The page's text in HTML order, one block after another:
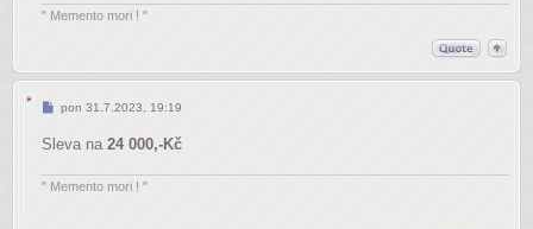
" Memento mori ! "
Příspěvek
pon 31.7.2023, 19:19
Sleva na 24 000,-Kč
" Memento mori ! "